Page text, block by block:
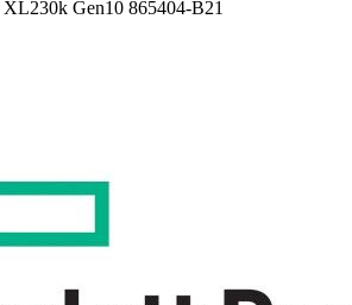
Gen10 865404-B21